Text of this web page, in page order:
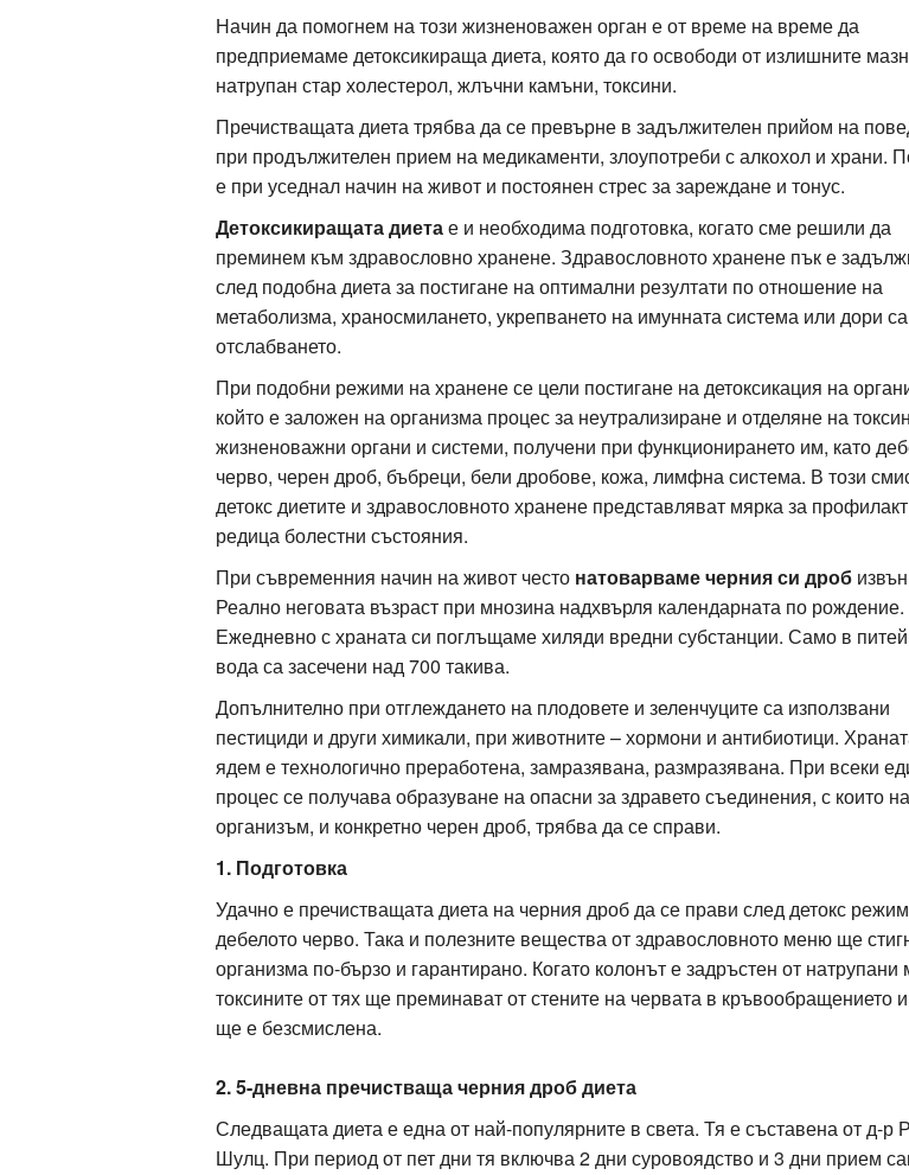
Начин да помогнем на този жизненоважен орган е от време на време да
предприемаме детоксикираща диета, която да го освободи от излишните
натрупан стар холестерол, жлъчни камъни, токсини.
Пречистващата диета трябва да се превърне в задължителен прийом на
при продължителен прием на медикаменти, злоупотреби с алкохол и храни.
е при уседнал начин на живот и постоянен стрес за зареждане и тонус.
Детоксикиращата диетае и необходима подготовка, когато сме решили да
преминем към здравословно хранене. Здравословното хранене пък е
след подобна диета за постигане на оптимални резултати по отношение на
метаболизма, храносмилането, укрепването на имунната система или дори
отслабването.
При подобни режими на хранене се цели постигане на детоксикация на
който е заложен на организма процес за неутрализиране и отделяне на
жизненоважни органи и системи, получени при функционирането им, като
черво, черен дроб, бъбреци, бели дробове, кожа, лимфна система. В този
детокс диетите и здравословното хранене представляват мярка за
редица болестни състояния.
При съвременния начин на живот често натоварваме черния си дроб
Реално неговата възраст при мнозина надхвърля календарната по рождение.
Ежедневно с храната си поглъщаме хиляди вредни субстанции. Само в
вода са засечени над 700 такива.
Допълнително при отглеждането на плодовете и зеленчуците са използвани
пестициди и други химикали, при животните – хормони и антибиотици.
ядем е технологично преработена, замразявана, размразявана. При всеки
процес се получава образуване на опасни за здравето съединения, с които
организъм, и конкретно черен дроб, трябва да се справи.
1. Подготовка
Удачно е пречистващата диета на черния дроб да се прави след детокс
дебелото черво. Така и полезните вещества от здравословното меню ще
организма по-бързо и гарантирано. Когато колонът е задръстен от натрупани
токсините от тях ще преминават от стените на червата в кръвообращението
ще е безсмислена.
2. 5-дневна пречистваща черния дроб диета
Следващата диета е една от най-популярните в света. Тя е съставена от д-р
Шулц. При период от пет дни тя включва 2 дни суровоядство и 3 дни прием